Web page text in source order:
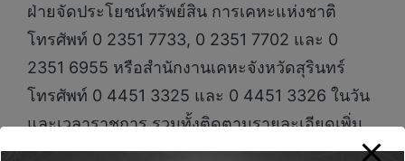
ฝ่ายจัดประโยชน์ทรัพย์สิน การเคหะแห่งชาติ
โทรศัพท์ 0 2351 7733, 0 2351 7702 และ 0
2351 6955 หรือสำนักงานเคหะจังหวัดสุรินทร์
โทรศัพท์ 0 4451 3325 และ 0 4451 3326 ในวัน
และเวลาราชการ รวมทั้งติดตามรายละเอียดเพิ่ม
เติมได้ที่ www.nha.co.th